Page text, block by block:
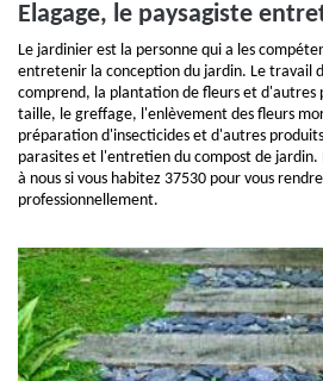
Elagage, le paysagiste
Le jardinier est la personne qui a les
entretenir la conception du jardin. Le travail
comprend, la plantation de fleurs et d'autres
taille, le greffage, l'enlèvement des fleurs
préparation d'insecticides et d'autres
parasites et l'entretien du compost de jardin.
à nous si vous habitez 37530 pour vous
professionnellement.